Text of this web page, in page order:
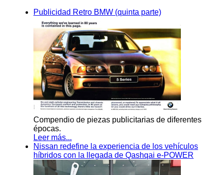
Publicidad Retro BMW (quinta parte)
Compendio de piezas publicitarias de diferentes
épocas.
Leer más...
Nissan redefine la experiencia de los vehículos
híbridos con la llegada de Qashqai e-POWER